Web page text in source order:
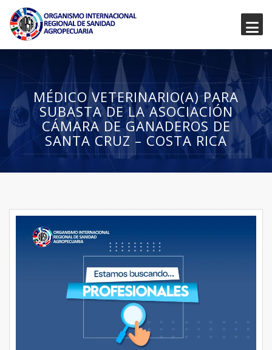
MÉDICO VETERINARIO(A) PARA
SUBASTA DE LA ASOCIACIÓN
CÁMARA DE GANADEROS DE
SANTA CRUZ – COSTA RICA